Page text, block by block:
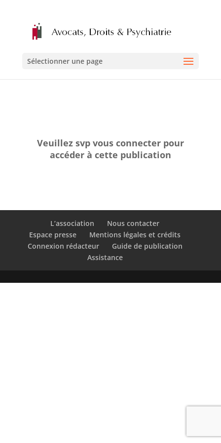
Sélectionner une page
Veuillez svp vous connecter pour
accéder à cette publication
L’association
Nous contacter
Espace presse
Mentions légales et crédits
Connexion rédacteur
Guide de publication
Assistance